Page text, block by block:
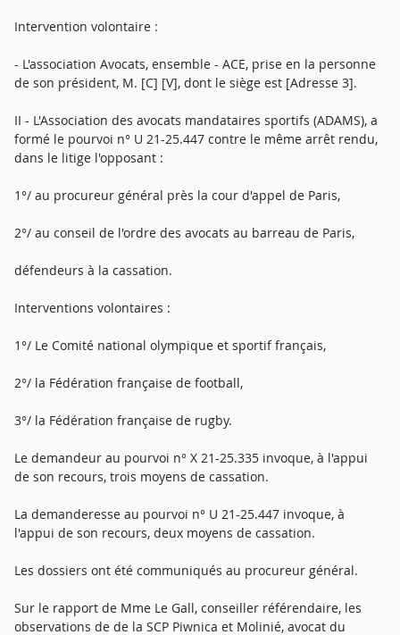
Intervention volontaire :
- L'association Avocats, ensemble - ACE, prise en la personne
de son président, M. [C] [V], dont le siège est [Adresse 3].
II - L'Association des avocats mandataires sportifs (ADAMS), a
formé le pourvoi n° U 21-25.447 contre le même arrêt rendu,
dans le litige l'opposant :
1°/ au procureur général près la cour d'appel de Paris,
2°/ au conseil de l'ordre des avocats au barreau de Paris,
défendeurs à la cassation.
Interventions volontaires :
1°/ Le Comité national olympique et sportif français,
2°/ la Fédération française de football,
3°/ la Fédération française de rugby.
Le demandeur au pourvoi n° X 21-25.335 invoque, à l'appui
de son recours, trois moyens de cassation.
La demanderesse au pourvoi n° U 21-25.447 invoque, à
l'appui de son recours, deux moyens de cassation.
Les dossiers ont été communiqués au procureur général.
Sur le rapport de Mme Le Gall, conseiller référendaire, les
observations de de la SCP Piwnica et Molinié, avocat du